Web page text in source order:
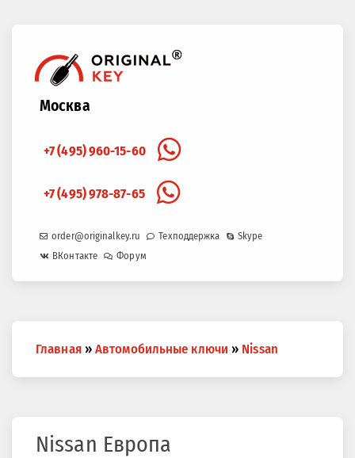
Москва
+7 (495) 960-15-60
+7 (495) 978-87-65
order@originalkey.ru Техподдержка
Skype
ВКонтакте
Форум
здесь
Главная » Автомобильные ключи » Nissan
Nissan Европа